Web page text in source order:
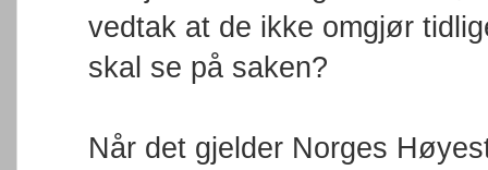
vedtak at de ikke omgjør
skal se på saken?
Når det gjelder Norges